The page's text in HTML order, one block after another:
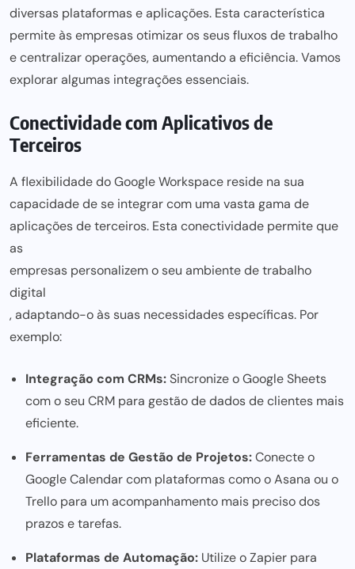
diversas plataformas e aplicações. Esta característica
permite às empresas otimizar os seus fluxos de trabalho
e centralizar operações, aumentando a eficiência. Vamos
explorar algumas integrações essenciais.
Conectividade com Aplicativos de
Terceiros
A flexibilidade doGoogle Workspace reside na sua
capacidade de se integrar com uma vasta gama de
aplicações de terceiros. Esta conectividade permite que
as
empresas personalizem o seu ambiente de trabalho
digital
, adaptando-o às suas necessidades específicas. Por
exemplo:
Integração com CRMs:Sincronize o Google Sheets
com o seu CRM para gestão de dadosde clientes mais
eficiente.
Ferramentas de Gestão de Projetos:Conecte o
Google Calendar com plataformas como o Asana ou o
Trello para um acompanhamento mais preciso dos
prazos e tarefas.
Plataformas de Automação: Utilize o Zapier para